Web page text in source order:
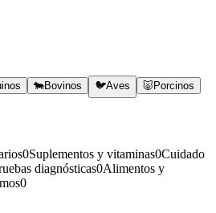
🐄Bovinos 🐦Aves 🐷 Porcinos
0Suplementos y vitaminas0Cuidado
diagnósticas0Alimentos y
0